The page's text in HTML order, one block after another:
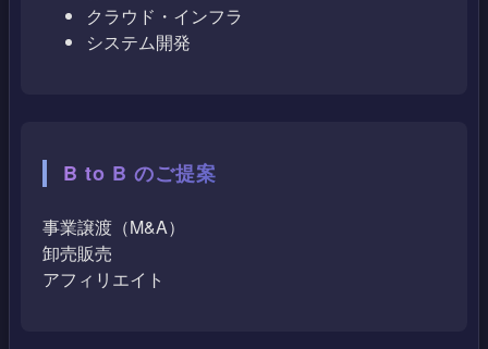
クラウド・インフラ
システム開発
B to B のご提案
事業譲渡（M&A）
卸売販売
アフィリエイト